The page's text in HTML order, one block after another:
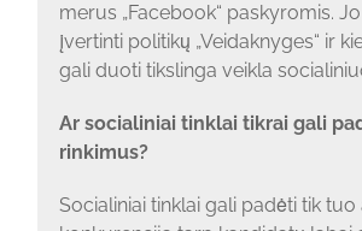
merus „Facebook“ paskyromis.
įvertinti politikų „Veidaknyges“ ir
gali duoti tikslinga veikla
Ar socialiniai tinklai tikrai gali
rinkimus?
Socialiniai tinklai gali padėti tik